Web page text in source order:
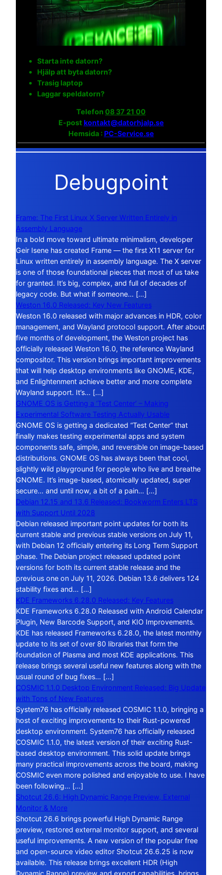
Starta inte datorn?
Hjälp att byta datorn?
Trasig laptop
Laggar speldatorn?
Telefon 08 37 21 00
E-post kontakt@datorhjalp.se
Hemsida :PC-Service.se
Debugpoint
Frame: The First Linux X Server Written Entirely in
Assembly Language
In a bold move toward ultimate minimalism, developer
Geir Isene has created Frame — the first X11 server for
Linux written entirely in assembly language. The X server
is one of those foundational pieces that most of us take
for granted. It’s big, complex, and full of decades of
legacy code. But what if someone… […]
Weston 16.0 Released: Key New Features
Weston 16.0 released with major advances in HDR, color
management, and Wayland protocol support. After about
five months of development, the Weston project has
officially released Weston 16.0, the reference Wayland
compositor. This version brings important improvements
that will help desktop environments like GNOME, KDE,
and Enlightenment achieve better and more complete
Wayland support. It’s… […]
GNOME OS is Getting a ‘Test Center’ – Making
Experimental Software Testing Actually Usable
GNOME OS is getting a dedicated “Test Center” that
finally makes testing experimental apps and system
components safe, simple, and reversible on image-based
distributions. GNOME OS has always been that cool,
slightly wild playground for people who live and breathe
GNOME. It’s image-based, atomically updated, super
secure… and until now, a bit of a pain… […]
Debian 12.15 and 13.6 Released: Bookworm Enters LTS
with Support Until 2028
Debian released important point updates for both its
current stable and previous stable versions on July 11,
with Debian 12 officially entering its Long Term Support
phase. The Debian project released updated point
versions for both its current stable release and the
previous one on July 11, 2026. Debian 13.6 delivers 124
stability fixes and… […]
KDE Frameworks 6.28.0 Released: Key Features
KDE Frameworks 6.28.0 Released with Android Calendar
Plugin, New Barcode Support, and KIO Improvements.
KDE has released Frameworks 6.28.0, the latest monthly
update to its set of over 80 libraries that form the
foundation of Plasma and most KDE applications. This
release brings several useful new features along with the
usual round of bug fixes… […]
COSMIC 1.1.0 Desktop Environment Released: Big Update
with Tons of New Features
System76 has officially released COSMIC 1.1.0, bringing a
host of exciting improvements to their Rust-powered
desktop environment. System76 has officially released
COSMIC 1.1.0, the latest version of their exciting Rust-
based desktop environment. This solid update brings
many practical improvements across the board, making
COSMIC even more polished and enjoyable to use. I have
been following… […]
Shotcut 26.6: High Dynamic Range Preview, External
Monitor & More
Shotcut 26.6 brings powerful High Dynamic Range
preview, restored external monitor support, and several
useful improvements. A new version of the popular free
and open-source video editor Shotcut 26.6.25 is now
available. This release brings excellent HDR (High
Dynamic Range) preview and export capabilities, brings